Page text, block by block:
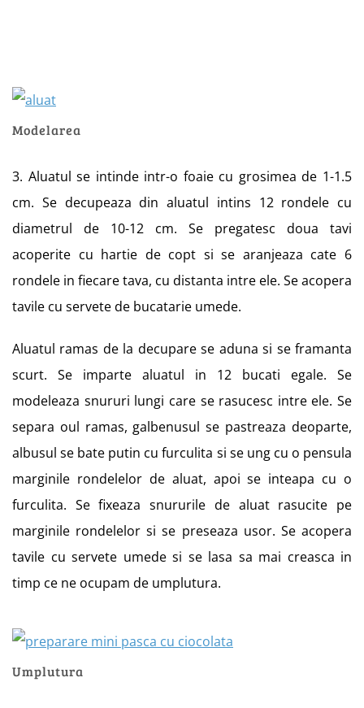
Modelarea
3. Aluatul se intinde intr-o foaie cu grosimea de 1-1.5
cm. Se decupeaza din aluatul intins 12 rondele cu
diametrul de 10-12 cm. Se pregatesc doua tavi
acoperite cu hartie de copt si se aranjeaza cate 6
rondele in fiecare tava, cu distanta intre ele. Se acopera
tavile cu servete de bucatarie umede.
Aluatul ramas de la decupare se aduna si se framanta
scurt. Se imparte aluatul in 12 bucati egale. Se
modeleaza snururi lungi care se rasucesc intre ele. Se
separa oul ramas, galbenusul se pastreaza deoparte,
albusul se bate putin cu furculita si se ung cu o pensula
marginile rondelelor de aluat, apoi se inteapa cu o
furculita. Se fixeaza snururile de aluat rasucite pe
marginile rondelelor si se preseaza usor. Se acopera
tavile cu servete umede si se lasa sa mai creasca in
timp ce ne ocupam de umplutura.
Umplutura